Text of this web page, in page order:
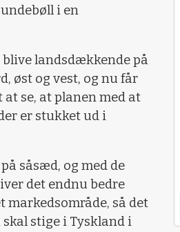
i en
landsdækkende på
øst og vest, og nu får
se, at planen med at
er stukket ud i
såsæd, og med de
det endnu bedre
markedsområde, så det
stige i Tyskland i